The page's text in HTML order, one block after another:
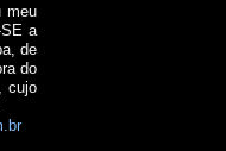
meu
a
de
do
cujo